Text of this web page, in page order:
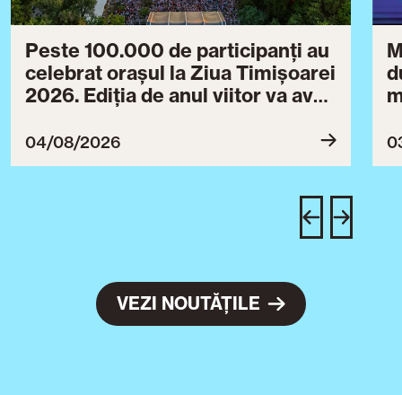
Peste 100.000 de participanți au
celebrat orașul la Ziua Timișoarei
2026. Ediția de anul viitor va avea
04/08/2026
VEZI NOUTĂȚILE